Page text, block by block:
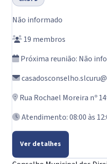
Não informado
19 membros
Próxima reunião: Não
Rua Rochael Moreira nº
Atendimento: 08:00 às
Ver detalhes